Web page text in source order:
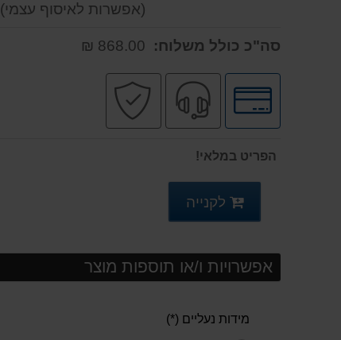
(אפשרות לאיסוף עצמי)
סה"כ כולל משלוח: 868.00 ₪
לחץ
לאפשרויות
תשלומים
שירות
מקצועי
הפריט במלאי!
לקנייה
אפשרויות ו/או תוספות מוצר
מידות נעליים (*)